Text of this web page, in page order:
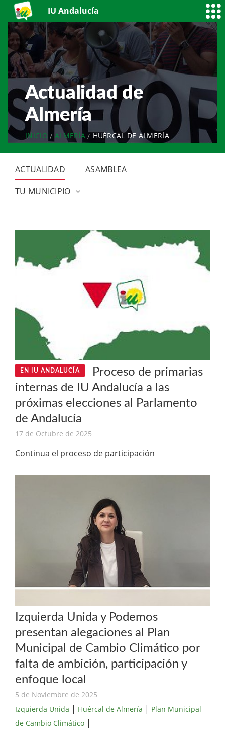
IU Andalucía
Actualidad de
Almería
INICIO ALMERÍA HUÉRCAL DE ALMERÍA
ACTUALIDAD
ASAMBLEA
TU MUNICIPIO
EN IU ANDALUCÍA
Proceso de primarias
internas de IU Andalucía a las
próximas elecciones al Parlamento
de Andalucía
17 de Octubre de 2025
Continua el proceso de participación
Izquierda Unida y Podemos
presentan alegaciones al Plan
Municipal de Cambio Climático por
falta de ambición, participación y
enfoque local
5 de Noviembre de 2025
Izquierda Unida | Huércal de Almería | Plan Municipal
de Cambio Climático |